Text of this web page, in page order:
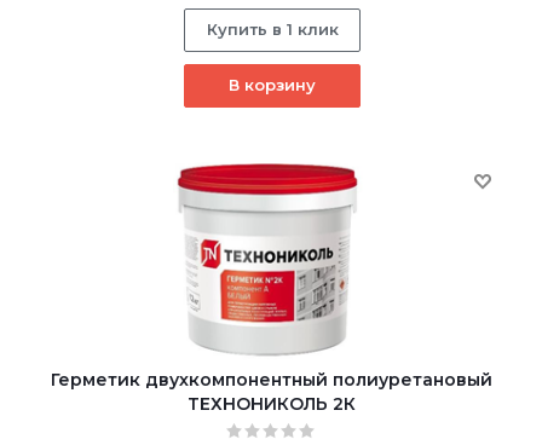
Купить в 1 клик
В корзину
Герметик двухкомпонентный полиуретановый
ТЕХНОНИКОЛЬ 2К